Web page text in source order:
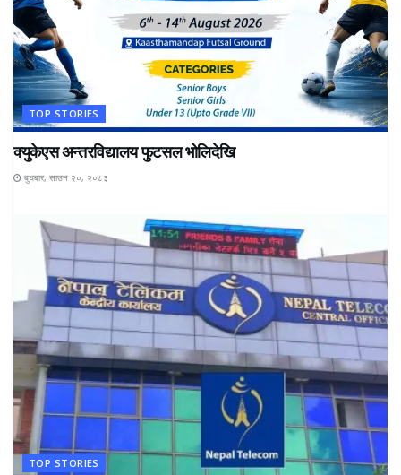
TOP STORIES
क्युकेएस अन्तरविद्यालय फुटसल भोलिदेखि
बुधबार, साउन २०, २०८३
TOP STORIES